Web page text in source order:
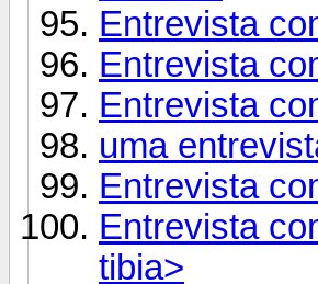
Entrevista
Entrevista
Entrevista
uma
Entrevista
Entrevista
tibia>